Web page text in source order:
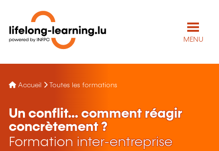
MENU
Accueil Toutes les formations
Un conflit... comment réagir
concrètement ?
Formation inter-entreprise